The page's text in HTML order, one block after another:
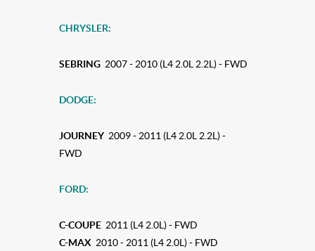
CHRYSLER:
SEBRING 2007 - 2010 (L4 2.0L 2.2L) - FWD
DODGE:
JOURNEY 2009 - 2011 (L4 2.0L 2.2L) -
FWD
FORD:
C-COUPE 2011 (L4 2.0L) - FWD
C-MAX 2010 - 2011 (L4 2.0L) - FWD